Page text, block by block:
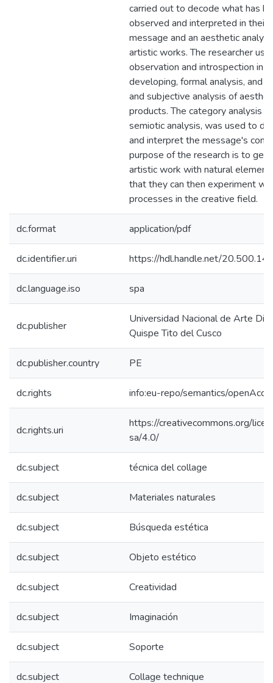
carried out to decode what has
observed and interpreted in their
message and an aesthetic
artistic works. The researcher
observation and introspection in
developing, formal analysis, and
and subjective analysis of
products. The category analysis
semiotic analysis, was used to
and interpret the message's
purpose of the research is to
artistic work with natural
that they can then experiment
processes in the creative field.
dc.format application/pdf
dc.identifier.uri https://hdl.handle.net/
dc.language.iso spa
dc.publisher
Universidad Nacional de Arte
Quispe Tito del Cusco
dc.publisher.country PE
dc.rights info:eu-repo/semantics/
dc.rights.uri
https://creativecommons.org/
sa/4.0/
dc.subject técnica del collage
dc.subject Materiales naturales
dc.subject Búsqueda estética
dc.subject Objeto estético
dc.subject Creatividad
dc.subject Imaginación
dc.subject Soporte
dc.subject Collage technique